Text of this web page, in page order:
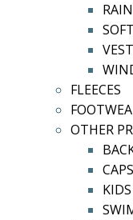
FLEECES
OTHER
CAPS